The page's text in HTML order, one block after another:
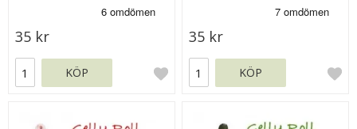
35 kr
KÖP
35 kr
KÖP